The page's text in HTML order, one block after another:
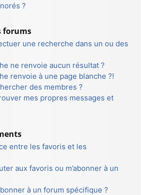
?
forums
une recherche dans un ou des
ne renvoie aucun résultat ?
renvoie à une page blanche ?!
des membres ?
mes propres messages et
entre les favoris et les
aux favoris ou m’abonner à un
à un forum spécifique ?